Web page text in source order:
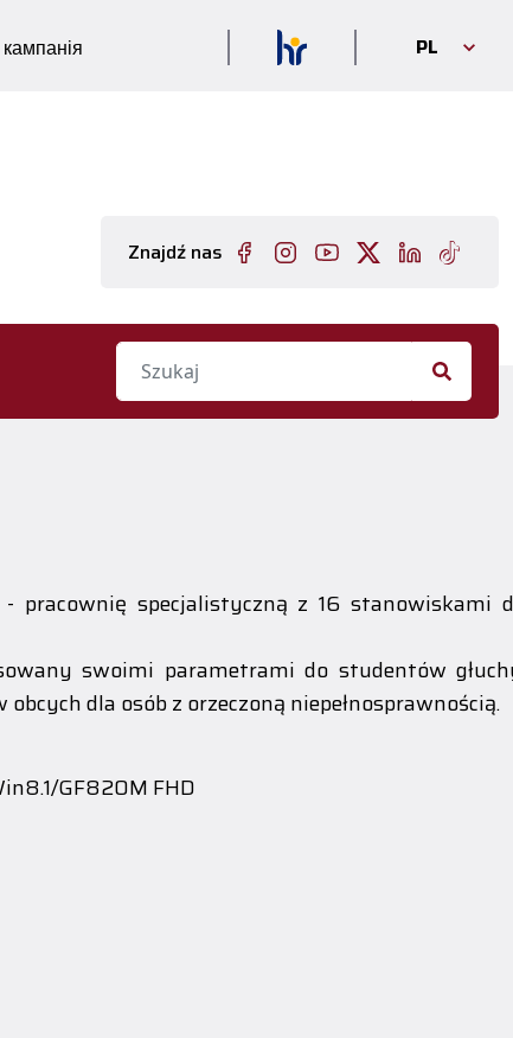
PL
Znajdź nas
pracownię specjalistyczną z 16
swoimi parametrami do studentów
dla osób z orzeczoną niepełnosprawnością.
GF820M FHD